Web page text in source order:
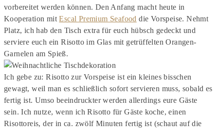
vorbereitet werden können. Den Anfang macht heute in
Kooperation mitEscal Premium Seafood die Vorspeise. Nehmt
Platz, ich hab den Tisch extra für euch hübsch gedeckt und
serviere euch ein Risotto im Glas mit getrüffelten Orangen-
Garnelen am Spieß.
Ich gebe zu: Risotto zur Vorspeise ist ein kleines bisschen
gewagt, weil man es schließlich sofort servieren muss, sobald es
fertig ist. Umso beeindruckter werden allerdings eure Gäste
sein. Ich nutze, wenn ich Risotto für Gäste koche, einen
Risottoreis, der in ca. zwölf Minuten fertig ist (schaut auf die